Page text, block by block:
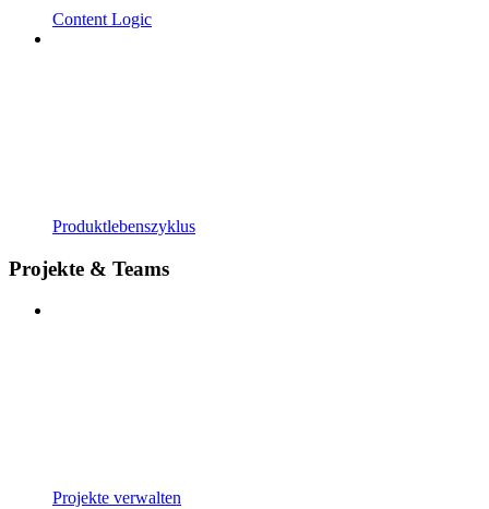
Content Logic
Produktlebenszyklus
Projekte & Teams
Projekte verwalten